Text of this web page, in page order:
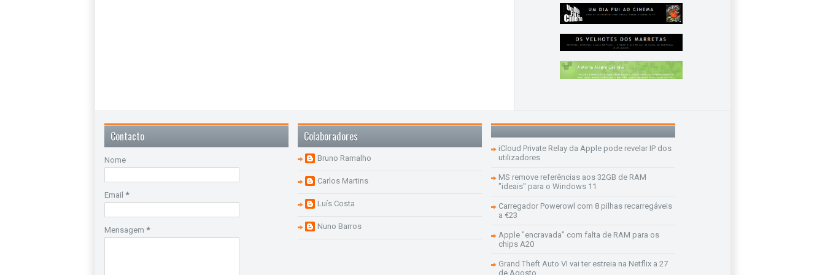
Contacto
Nome
Email *
Mensagem *
Colaboradores
Bruno Ramalho
Carlos Martins
Luís Costa
Nuno Barros
iCloud Private Relay da Apple pode revelar IP dos
utilizadores
MS remove referências aos 32GB de RAM
"ideais" para o Windows 11
Carregador Powerowl com 8 pilhas recarregáveis
a €23
Apple "encravada" com falta de RAM para os
chips A20
Grand Theft Auto VI vai ter estreia na Netflix a 27
de Agosto